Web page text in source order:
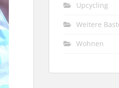
Upcycling
Weitere
Wohnen